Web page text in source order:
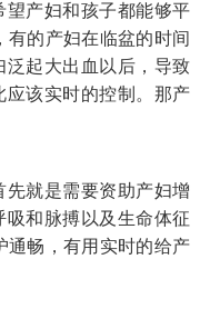
产妇和孩子都能够平
有的产妇在临盆的时间
起大出血以后，导致
应该实时的控制。那产
就是需要资助产妇增
和脉搏以及生命体征
通畅，有用实时的给产